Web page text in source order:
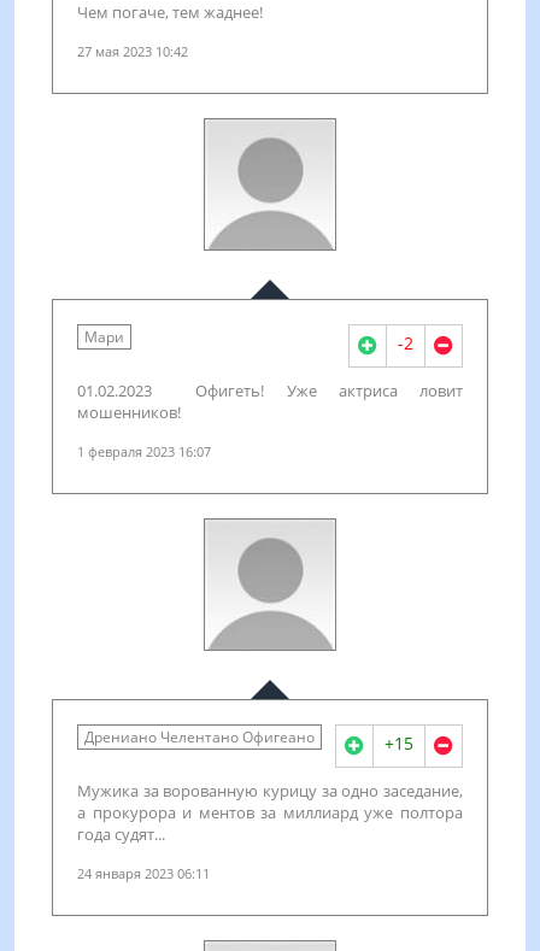
Чем погаче, тем жаднее!
27 мая 2023 10:42
Мари -2
01.02.2023 Офигеть! Уже актриса ловит
мошенников!
1 февраля 2023 16:07
Дрениано Челентано Офигеано +15
Мужика за ворованную курицу за одно заседание,
а прокурора и ментов за миллиард уже полтора
года судят...
24 января 2023 06:11